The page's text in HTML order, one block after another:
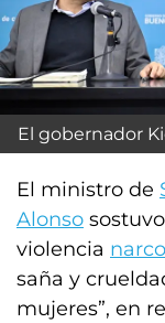
El gobernador
El ministro de
Alonso
violencia narco
saña y
mujeres”, en